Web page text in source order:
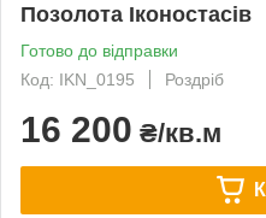
Позолота Іконостасів
Готово до відправки
Код: IKN_0195
Роздріб
16 200 ₴/кв.м